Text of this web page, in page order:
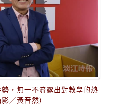
，無一不流露出對教學的熱
／黃音然）